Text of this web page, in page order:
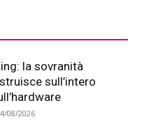
la sovranità
sull’intero
08/2026